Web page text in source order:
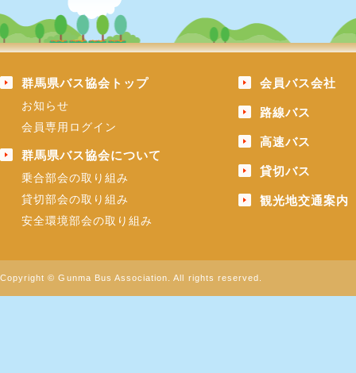
群馬県バス協会トップ
お知らせ
会員専用ログイン
群馬県バス協会について
乗合部会の取り組み
貸切部会の取り組み
安全環境部会の取り組み
会員バス会社
路線バス
高速バス
貸切バス
観光地交通案内
Copyright © Gunma Bus Association. All rights reserved.